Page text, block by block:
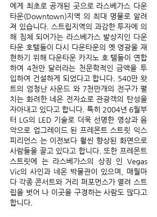
에게 최초로 공개된 곳으로 라스베가스 다운
타운(Downtown)지역 의 최대 명물로 알려
져 있습니다. 스트립지역의 과감한 투자에 의
해 침체 되어가는 라스베가스 발상지인 다운
타운 호텔들이 다시 다운타운의 옛 영광을 재
현하기 위해 다운타운 카지노 호 텔들이 연합
하여 4천만 달러라는 천문학적인 금액을 투
입하여 건설하게 되었다고 합니다. 540만 왓
트의 엄청난 사운드 와 7천만개의 전구가 펼
치는 화려한 네온 전자쇼로 관광객의 탄성을
자아내고 있다고 합니다. 특히 2004년 6월부
터 LG의 LED 기술로 더욱 선명한 영상과 음
악으로 업그레이드 된 프레몬트 스트릿 익스
피리언스 는 이전보다 훨씬 향상된 화면으로
사람들을 끌고 있다고 합니다. 또한 프레몬트
스트릿에 는 라스베가스의 상징 인 Vegas
Vic의 사인과 네온 박물관이 있으며, 매월마
다 각종 콘서트와 거리 퍼포먼스가 열려 스트
립을 벗어 나 이곳을 구경하는 사람도 많다고
합니다.